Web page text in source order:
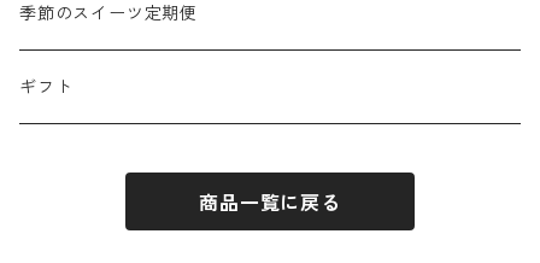
パウンドケーキ
コンフィズリー
季節のスイーツ定期便
ギフト
商品一覧に戻る